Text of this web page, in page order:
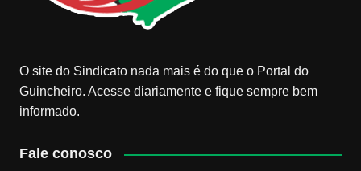
O site do Sindicato nada mais é do que o Portal do
Guincheiro. Acesse diariamente e fique sempre bem
informado.
Fale conosco